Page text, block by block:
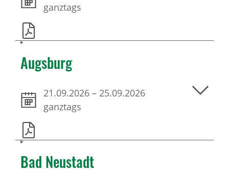
ganztags
Augsburg
21.09.2026 – 25.09.2026
ganztags
Bad Neustadt